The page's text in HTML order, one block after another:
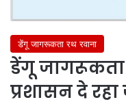
डेंगू जागरूकता रथ रवाना
डेंगू
प्रशासन दे